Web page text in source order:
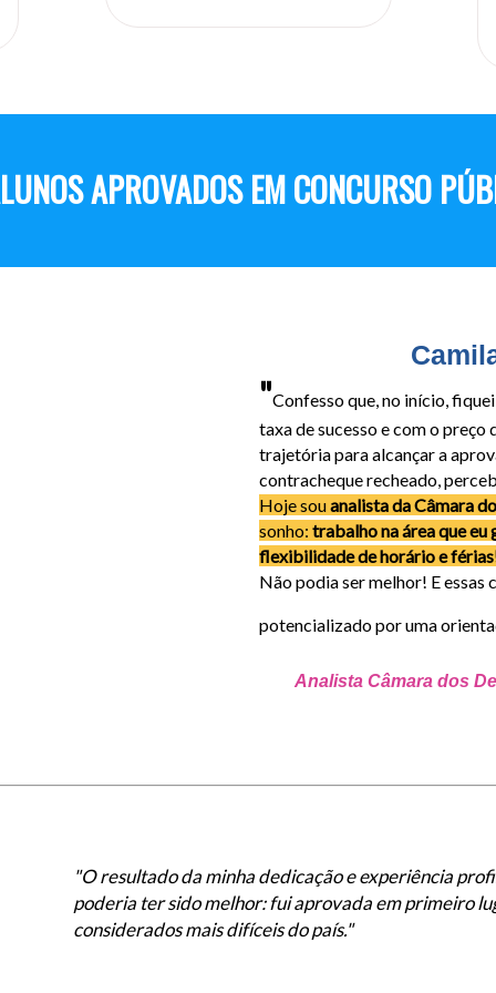
APROVADOS EM CONCURSO
"Confesso que, no início,
taxa de sucesso e com o preço
trajetória para alcançar a
contracheque recheado,
Hoje souanalista da Câmara
sonho: trabalho na área que
flexibilidade de horário e
Não podia ser melhor! E
potencializado por uma
Analista Câmara dos
"O resultado da minha dedicação e experiência
poderia ter sido melhor: fui aprovada em primeiro
considerados mais difíceis do país."